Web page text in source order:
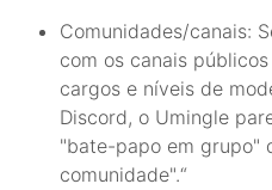
Comunidades/canais:
com os canais
cargos e níveis de
Discord, o Umingle
"bate-papo em grupo"
comunidade".“